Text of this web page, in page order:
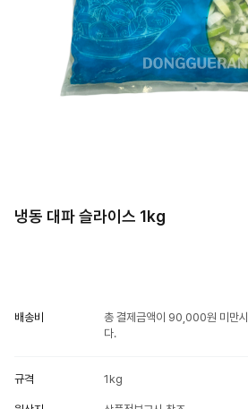
냉동 대파 슬라이스 1kg
배송비
총 결제금액이 90,000원 미만
다.
규격 1kg